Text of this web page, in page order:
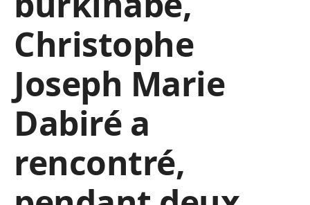
Christophe
Joseph Marie
Dabiré a
rencontré,